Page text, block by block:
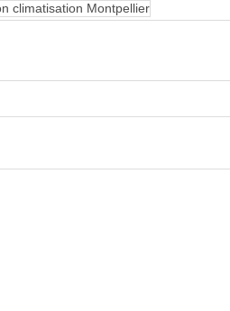
climatisation Montpellier